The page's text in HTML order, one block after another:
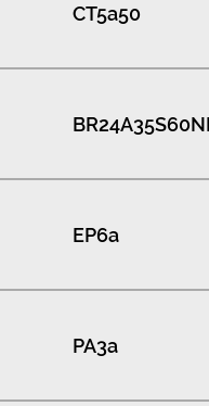
CT5a50
EP6a
PA3a